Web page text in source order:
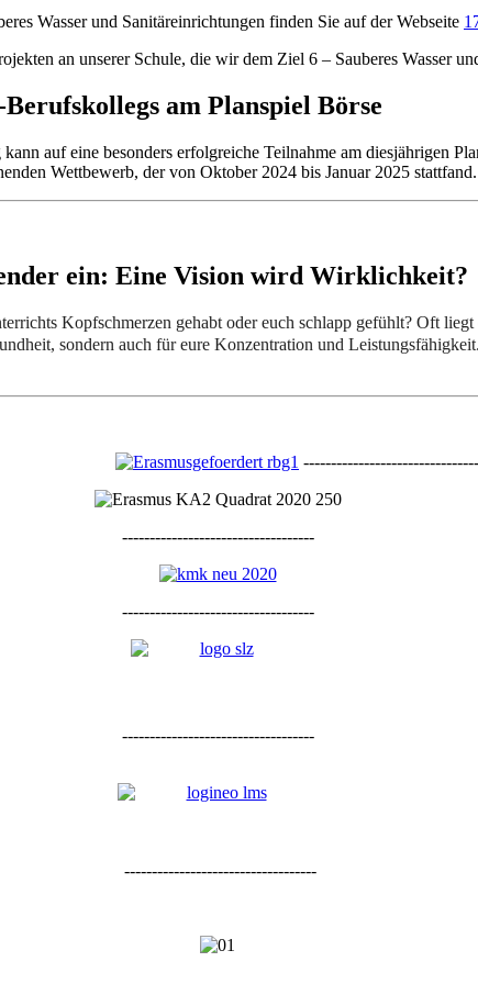
Wasser und Sanitäreinrichtungen finden Sie auf der Webseite
an unserer Schule, die wir dem Ziel 6 – Sauberes Wasser
am Planspiel Börse
auf eine besonders erfolgreiche Teilnahme am diesjährigen
Wettbewerb, der von Oktober 2024 bis Januar 2025 stattfand.
ein: Eine Vision wird Wirklichkeit?
Kopfschmerzen gehabt oder euch schlapp gefühlt? Oft
sondern auch für eure Konzentration und
-----------------------------------
-----------------------------------
-----------------------------------
-----------------------------------